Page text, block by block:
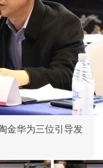
金华为三位引导发